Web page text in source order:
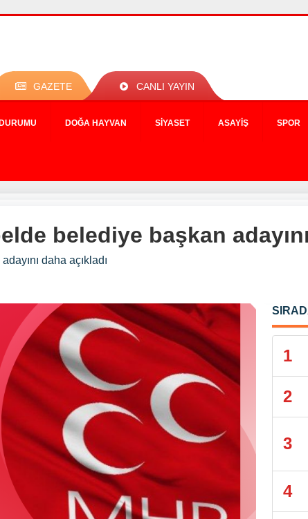
GAZETE CANLI YAYIN
DOĞA HAYVAN SIYASET ASAYIŞ SPOR
belediye başkan
daha açıkladı
1
2
3
4